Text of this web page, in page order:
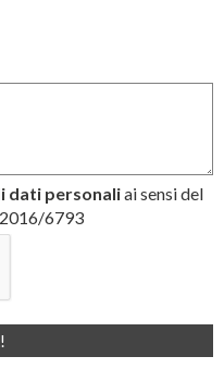
dati personaliai sensi del
6793